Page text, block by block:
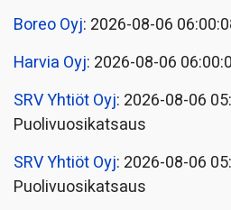
Boreo Oyj: 2026-08-06
Harvia Oyj: 2026-08-06
SRV Yhtiöt Oyj: 2026-08-06
Puolivuosikatsaus
SRV Yhtiöt Oyj: 2026-08-06
Puolivuosikatsaus